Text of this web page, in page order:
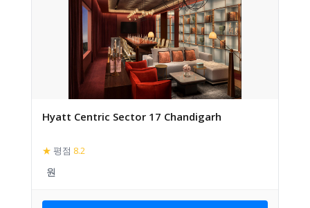
Hyatt Centric Sector 17 Chandigarh
★ 평점 8.2